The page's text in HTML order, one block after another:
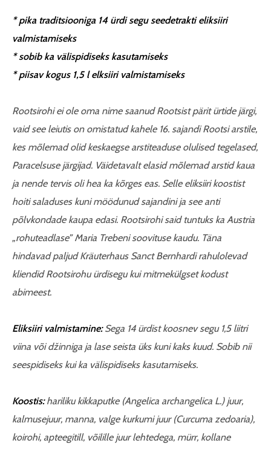
* pika traditsiooniga 14 ürdi segu seedetrakti eliksiiri
valmistamiseks
* sobib ka välispidiseks kasutamiseks
* piisav kogus 1,5 l elksiiri valmistamiseks
Rootsirohi ei ole oma nime saanud Rootsist pärit ürtide järgi,
vaid see leiutis on omistatud kahele 16. sajandi Rootsi arstile,
kes mõlemad olid keskaegse arstiteaduse olulised tegelased,
Paracelsuse järgijad. Väidetavalt elasid mõlemad arstid kaua
ja nende tervis oli hea ka kõrges eas. Selle eliksiiri koostist
hoiti saladuses kuni möödunud sajandini ja see anti
põlvkondade kaupa edasi. Rootsirohi said tuntuks ka Austria
„rohuteadlase” Maria Trebeni soovituse kaudu. Täna
hindavad paljud Kräuterhaus Sanct Bernhardi rahulolevad
kliendid Rootsirohu ürdisegu kui mitmekülgset kodust
abimeest.
Eliksiiri valmistamine:Sega 14 ürdist koosnev segu 1,5 liitri
viina või džinniga ja lase seista üks kuni kaks kuud. Sobib nii
seespidiseks kui ka välispidiseks kasutamiseks.
Koostis:hariliku kikkaputke (Angelica archangelica L.) juur,
kalmusejuur, manna, valge kurkumi juur (Curcuma zedoaria),
koirohi, apteegitill, võilille juur lehtedega, mürr, kollane